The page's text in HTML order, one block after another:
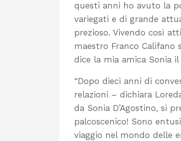
questi anni ho avuto la
variegati e di grande
prezioso. Vivendo così
maestro Franco Califano
dice la mia amica Sonia
“Dopo dieci anni di
relazioni – dichiara
da Sonia D’Agostino, si
palcoscenico! Sono
viaggio nel mondo delle